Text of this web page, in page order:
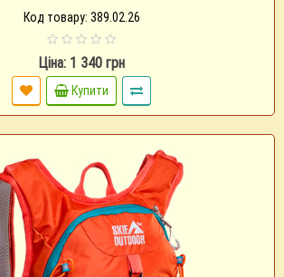
Код товару: 389.02.26
Ціна: 1 340 грн
Купити